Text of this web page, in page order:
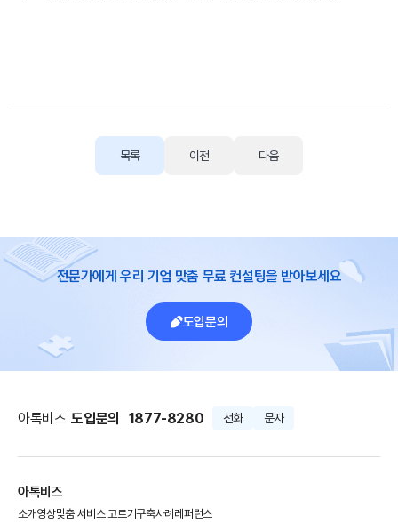
목록 이전 다음
전문가에게 우리 기업 맞춤 무료 컨설팅을 받아보세요
도입문의
아톡비즈 도입문의 1877-8280 전화 문자
아톡비즈
소개영상맞춤 서비스 고르기구축사례 레퍼런스